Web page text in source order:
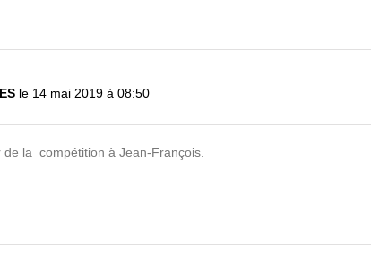
le 14 mai 2019 à 08:50
de la compétition à Jean-François.